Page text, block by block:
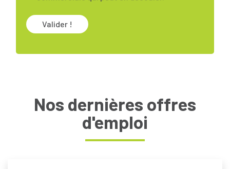
Valider !
Nos dernières offres
d'emploi